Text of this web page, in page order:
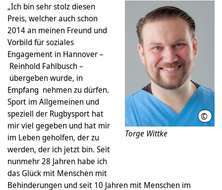
©
Torge Wittke
„Ich bin sehr stolz diesen
Preis, welcher auch schon
2014 an meinen Freund und
Vorbild für soziales
Engagement in Hannover –
Reinhold Fahlbusch –
übergeben wurde, in
Empfang nehmen zu dürfen.
Sport im Allgemeinen und
speziell der Rugbysport hat
mir viel gegeben und hat mir
im Leben geholfen, der zu
werden, der ich jetzt bin. Seit
nunmehr 28 Jahren habe ich
das Glück mit Menschen mit
Behinderungen und seit 10 Jahren mit Menschen im